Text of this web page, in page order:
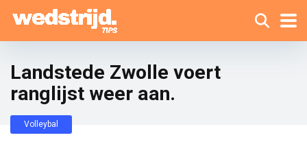
Landstede Zwolle voert
ranglijst weer aan.
Volleybal